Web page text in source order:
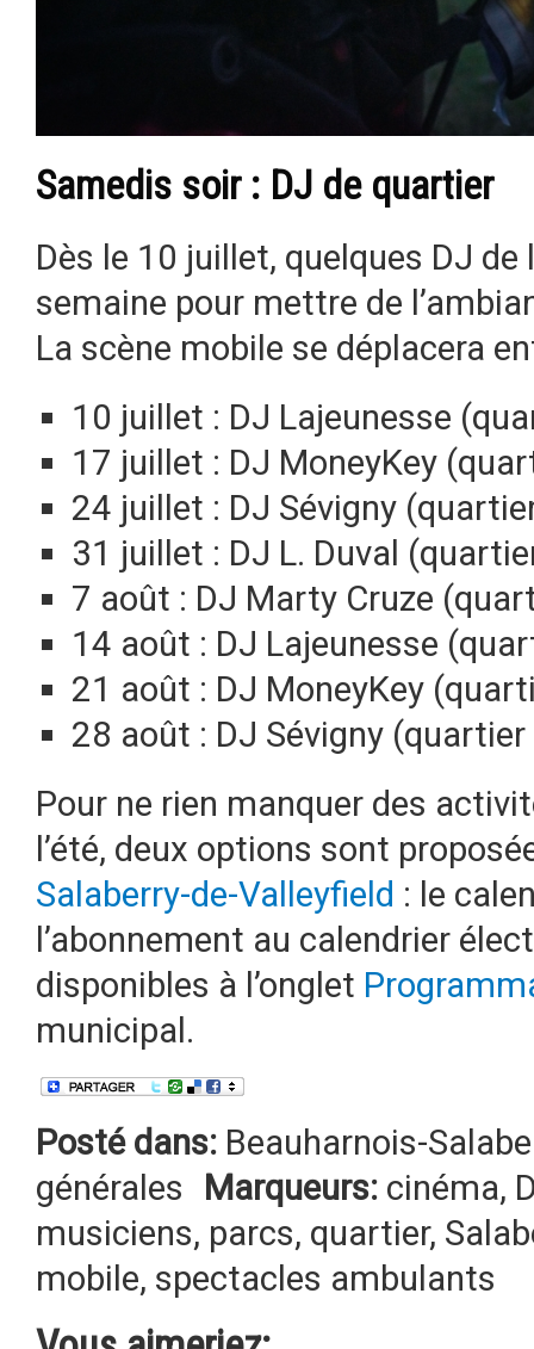
Samedis soir : DJ de quartier
Dès le 10 juillet, quelques DJ
semaine pour mettre de
La scène mobile se déplacera
10 juillet : DJ Lajeunesse
17 juillet : DJ MoneyKey
24 juillet : DJ Sévigny
31 juillet : DJ L. Duval
7 août : DJ Marty Cruze
14 août : DJ Lajeunesse
21 août : DJ MoneyKey
28 août : DJ Sévigny
Pour ne rien manquer des
l’été, deux options sont
Salaberry-de-Valleyfield : le
l’abonnement au calendrier
disponibles à l’onglet
municipal.
Posté dans: Beauharnois-
générales
Marqueurs: cinéma,
musiciens, parcs, quartier,
mobile, spectacles ambulants